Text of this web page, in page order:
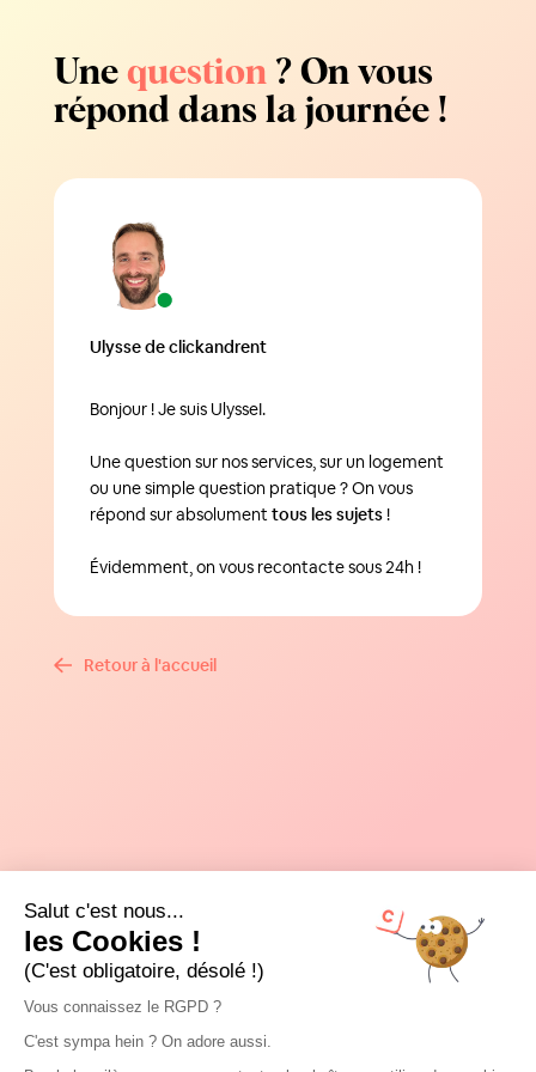
Une question ? On vous
répond dans la journée !
Ulysse de clickandrent
Bonjour ! Je suis UlysseI.
Une question sur nos services, sur un logement
ou une simple question pratique ? On vous
répond sur absolument tous les sujets!
Évidemment, on vous recontacte sous 24h !
Retour à l'accueil
Salut c'est nous...
les Cookies !
(C'est obligatoire, désolé !)
Vous connaissez le RGPD ?
C'est sympa hein ? On adore aussi.